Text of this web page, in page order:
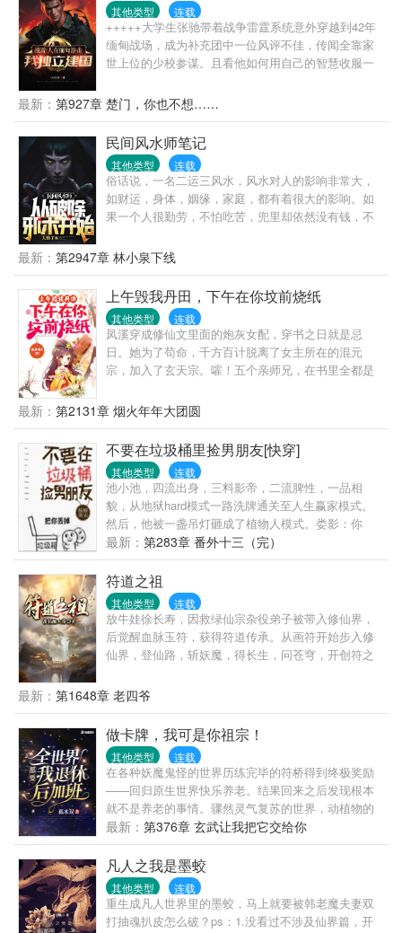
其他类型 连载
+++++大学生张驰带着战争雷霆系统意外穿越到42年
缅甸战场，成为补充团中一位风评不佳，传闻全靠家
世上位的少校参谋。且看他如何用自己的智慧收服一
在北方群山建立根据地，一边雨林中与鬼子游记作
战。并随着二战的进行想方设法薅约翰牛羊毛，薅白
头鹰羊毛，薅系统羊毛，壮大自己的势力。就这样，
他的部队从独立营到机械化团到装甲师再到拥有飞机
和军舰的集团军，最后称霸东南亚。在约翰牛首相眼
里他是帝国殖民秩序的毁灭者，在白头鹰总统眼里他
是战后自由世界的扞卫者，在东南亚华人眼里他则是
所有移民同胞的守护神。然而面对无数记者的采访，
微小的贡献。本书又名
最新： 第927章 楚门，你也不想……
民间风水师笔记
其他类型 连载
俗话说，一名二运三风水，风水对人的影响非常大，
如财运，身体，姻缘，家庭，都有着很大的影响。如
果一个人很勤劳，不怕吃苦，兜里却依然没有钱，不
运，想不想暴富，想的话，就翻开第一页继续往下
看……
最新： 第2947章 林小泉下线
上午毁我丹田，下午在你坟前烧纸
其他类型 连载
凤溪穿成修仙文里面的炮灰女配，穿书之日就是忌
日。她为了苟命，千方百计脱离了女主所在的混元
宗，加入了玄天宗。嚯！五个亲师兄，在书里全都是
狗了不起吗？有我狗吗？”大师兄身中剧毒，只有女主
的血能够解毒，从此成了女主的资深舔狗，最后却被
女主一脚踹入万丈魔渊，魂飞魄散？凤溪屁颠屁颠端
来一大盆狗血：“师兄，喝我的！我的剂量大，药效
足！”吞服完解毒丹，正准备割破手指的女
主：“……”二师兄身具餍族皇族血脉，女主给了他隐藏
血脉的丹药，从此二师兄心甘情愿为女主出生入死，
哪怕最后被女主推出去当替死鬼也甘之如饴？凤溪拿
出人族餍族友好一万年的盟约：“二师兄，尽情展示你
咣咣撞大墙！”女主看着手里需要三个月服用一次的隐
血丹：“……”凤溪的人生信条：做得狗中狗，方为人上
人！
最新： 第2131章 烟火年年大团圆
不要在垃圾桶里捡男朋友[快穿]
其他类型 连载
池小池，四流出身，三料影帝，二流脾性，一品相
貌，从地狱hard模式一路洗牌通关至人生赢家模式。
然后，他被一盏吊灯砸成了植物人模式。娄影：你
好，渣攻回收系统了解一下。本系统以渣攻的悔意值
为计量单位，每积攒一百悔意值即可脱离当前世界。
友情提示一下，我们的员工在工作中一般是通过自我
奉献与牺牲，培养渣攻的依赖性，一步步让渣攻离不
开……池小池：哦。身败名裂算多少后悔值？跌落神
坛算多少后悔值？求而不得算多少后悔值？娄影：
……1、1v1,he,绅士温柔忠犬攻x皮这一下很开心受。
攻是系统，不切片，虐渣的归虐渣，恋爱的归恋爱；
画风不同，慎入4、作者原号【发呆的樱桃子】，因为
关注微博【晋江-骑鲸南去】
最新： 第283章 番外十三（完）
符道之祖
其他类型 连载
放牛娃徐长寿，因救绿仙宗杂役弟子被带入修仙界，
后觉醒血脉玉符，获得符道传承。从画符开始步入修
仙界，登仙路，斩妖魔，得长生，问苍穹，开创符之
最新： 第1648章 老四爷
做卡牌，我可是你祖宗！
其他类型 连载
在各种妖魔鬼怪的世界历练完毕的符桥得到终极奖励
——回归原生世界快乐养老。结果回来之后发现根本
就不是养老的事情。骤然灵气复苏的世界，动植物的
变异，各种掌握非凡力量的人类涌现。医院深夜复活
的死者，从农村进入城市求学的野猪精。符桥：我他
吗心好累啊...
最新： 第376章 玄武让我把它交给你
凡人之我是墨蛟
其他类型 连载
重生成凡人世界里的墨蛟，马上就要被韩老魔夫妻双
打抽魂扒皮怎么破？ps：1.没看过不涉及仙界篇，开